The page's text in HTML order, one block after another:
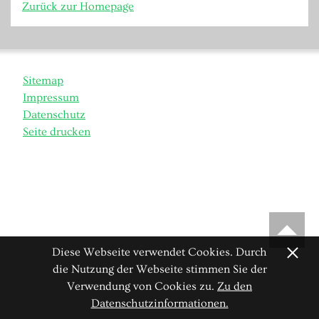
Zurück zur Homepage
Sitemap
Impressum
Datenschutz
Seite drucken
Diese Webseite verwendet Cookies. Durch
die Nutzung der Webseite stimmen Sie der
Verwendung von Cookies zu. Zu den
Datenschutzinformationen.
[x]